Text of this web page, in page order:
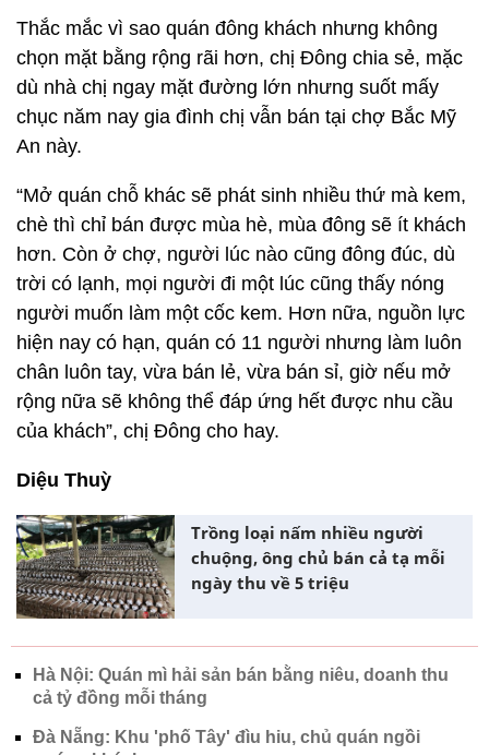
Thắc mắc vì sao quán đông khách nhưng không
chọn mặt bằng rộng rãi hơn, chị Đông chia sẻ, mặc
dù nhà chị ngay mặt đường lớn nhưng suốt mấy
chục năm nay gia đình chị vẫn bán tại chợ Bắc Mỹ
An này.
“Mở quán chỗ khác sẽ phát sinh nhiều thứ mà kem,
chè thì chỉ bán được mùa hè, mùa đông sẽ ít khách
hơn. Còn ở chợ, người lúc nào cũng đông đúc, dù
trời có lạnh, mọi người đi một lúc cũng thấy nóng
người muốn làm một cốc kem. Hơn nữa, nguồn lực
hiện nay có hạn, quán có 11 người nhưng làm luôn
chân luôn tay, vừa bán lẻ, vừa bán sỉ, giờ nếu mở
rộng nữa sẽ không thể đáp ứng hết được nhu cầu
của khách”, chị Đông cho hay.
Diệu Thuỳ
Trồng loại nấm nhiều người
chuộng, ông chủ bán cả tạ mỗi
ngày thu về 5 triệu
Hà Nội: Quán mì hải sản bán bằng niêu, doanh thu
cả tỷ đồng mỗi tháng
Đà Nẵng: Khu 'phố Tây' đìu hiu, chủ quán ngồi